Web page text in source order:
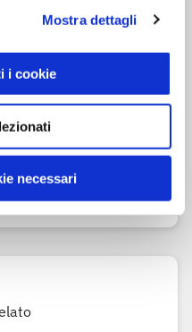
Mostra dettagli
i cookie
necessari
, uova, frutta a guscio,